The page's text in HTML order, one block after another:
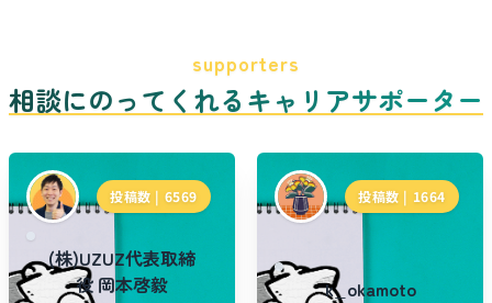
supporters
相談にのってくれるキャリアサポーター
投稿数 | 6569
(株)UZUZ代表取締
役 岡本啓毅
投稿数 | 1664
k_okamoto